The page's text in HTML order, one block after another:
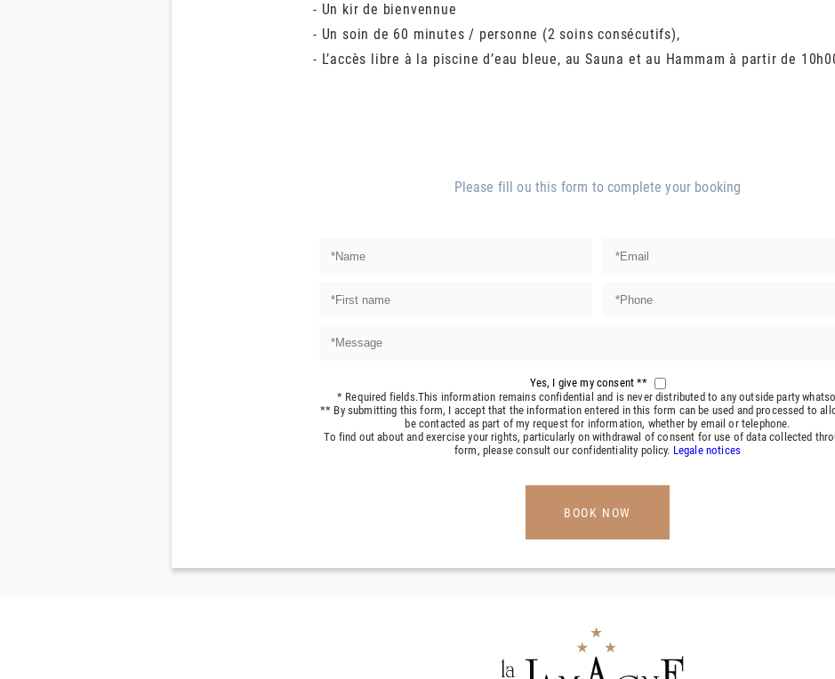
- Un kir de bienvennue
- Un soin de 60 minutes / personne (2 soins consécutifs),
- L’accès libre à la piscine d’eau bleue, au Sauna et au Hammam à partir de
Please fill ou this form to complete your booking
Yes, I give my consent **
* Required fields.This information remains confidential and is never distributed to any outside party
** By submitting this form, I accept that the information entered in this form can be used and processed to
be contacted as part of my request for information, whether by email or telephone.
To find out about and exercise your rights, particularly on withdrawal of consent for use of data collected
form, please consult our confidentiality policy. Legale notices
BOOK NOW